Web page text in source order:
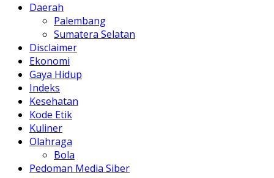
Daerah
Palembang
Sumatera Selatan
Disclaimer
Ekonomi
Gaya Hidup
Indeks
Kesehatan
Kode Etik
Kuliner
Olahraga
Bola
Pedoman Media Siber